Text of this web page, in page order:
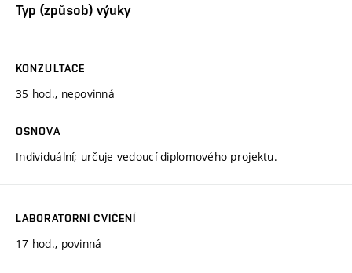
Typ (způsob) výuky
KONZULTACE
35 hod., nepovinná
OSNOVA
Individuální; určuje vedoucí diplomového projektu.
LABORATORNÍ CVIČENÍ
17 hod., povinná